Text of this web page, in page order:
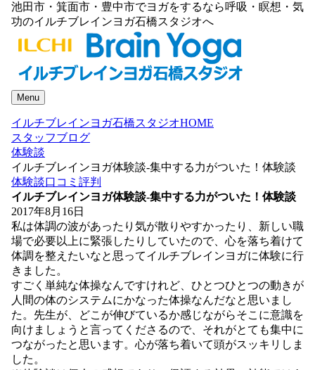
池田市・箕面市・豊中市でヨガをするなら呼吸・瞑想・気
功のイルチブレインヨガ石橋スタジオへ
Menu
イルチブレインヨガ石橋スタジオHOME
スタッフブログ
体験談
イルチブレインヨガ体験談-集中する力がついた！体験談
体験談口コミ 評判
イルチブレインヨガ体験談-集中する力がついた！体験談
2017年8月16日
私は体調の波があったり気が散りやすかったり、新しい職
場で必要以上に緊張したりしていたので、心を落ち着けて
体調を整えたいなと思ってイルチブレインヨガに体験に行
きました。
すごく単純な体操なんですけれど、ひとつひとつの動きが
人間の体のシステムにかなった体操なんだなと思いまし
た。先生が、どこが伸びているか感じながらそこに意識を
向けましょうと言ってくださるので、それがとても集中に
つながったと思います。心が落ち着いて頭がスッキリしま
した。